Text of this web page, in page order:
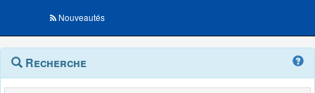
Nouveautés
Navigation
outils
Menu
contextuel
Recherche